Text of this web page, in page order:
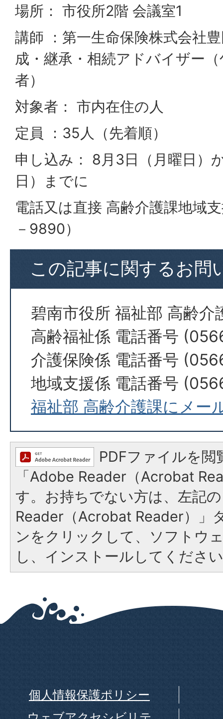
場所： 市役所2階 会議室1
講師 ：第一生命保険株式会社
成・継承・相続アドバイザー
者）
対象者： 市内在住の人
定員 ：35人（先着順）
申し込み： 8月3日（月曜日）
日）までに
電話又は直接 高齢介護課地域
－9890）
この記事に関するお問
碧南市役所 福祉部 高齢介
高齢福祉係 電話番号
介護保険係 電話番号
地域支援係 電話番号
福祉部 高齢介護課にメー
PDFファイルを閲
「Adobe Reader（Acrobat
す。お持ちでない方は、左記
Reader（Acrobat Reader）」
ンをクリックして、ソフトウ
し、インストールしてくださ
個人情報保護ポリシー